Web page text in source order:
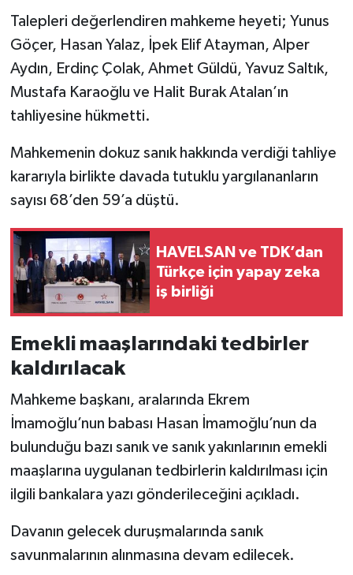
Talepleri değerlendiren mahkeme heyeti; Yunus
Göçer, Hasan Yalaz, İpek Elif Atayman, Alper
Aydın, Erdinç Çolak, Ahmet Güldü, Yavuz Saltık,
Mustafa Karaoğlu ve Halit Burak Atalan’ın
tahliyesine hükmetti.
Mahkemenin dokuz sanık hakkında verdiği tahliye
kararıyla birlikte davada tutuklu yargılananların
sayısı 68’den 59’a düştü.
HAVELSAN ve TDK’dan
Türkçe için yapay zeka
iş birliği
Emekli maaşlarındaki tedbirler
kaldırılacak
Mahkeme başkanı, aralarında Ekrem
İmamoğlu’nun babası Hasan İmamoğlu’nun da
bulunduğu bazı sanık ve sanık yakınlarının emekli
maaşlarına uygulanan tedbirlerin kaldırılması için
ilgili bankalara yazı gönderileceğini açıkladı.
Davanın gelecek duruşmalarında sanık
savunmalarının alınmasına devam edilecek.